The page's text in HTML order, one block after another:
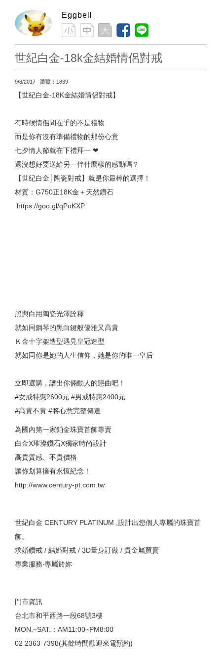
Eggbell
世紀白金-18k金結婚情侶對戒
9/8/2017 瀏覽：1839
【世紀白金-18K金結婚情侶對戒】
有時候情侶間在乎的不是禮物
而是你有沒有準備禮物的那份心意
七夕情人節就在下禮拜一 ❤
還沒想好要送給另一伴什麼樣的感動嗎？
【世紀白金│陶瓷對戒】就是你最棒的選擇！
材質：G750正18K金＋天然鑽石
https://goo.gl/qPoKXP
黑與白用陶瓷光澤詮釋
就如同鋼琴的黑白鍵般優雅又高貴
Ｋ金十字架造型遇見皇冠造型
就如同你是她的人生信仰，她是你的唯一皇后
立即選購，譜出你倆動人的戀曲吧！
#女戒特惠2600元 #男戒特惠2400元
#高貴不貴 #將心意完整傳達
為國內第一家鉑金珠寶首飾專賣
白金X璀璨鑽石X獨家時尚設計
高貴質感、不貴價格
讓你划算擁有永恆紀念！
http://www.century-pt.com.tw
世紀白金 CENTURY PLATINUM ,設計出您個人專屬的珠寶首
飾。
求婚鑽戒 / 結婚對戒 / 3D量身訂做 / 貴金屬買賣
專業服務‧專屬於妳
門市資訊
台北市和平西路一段68號3樓
MON.~SAT.：AM11:00~PM8:00
02 2363-7398(其餘時間歡迎來電預約)